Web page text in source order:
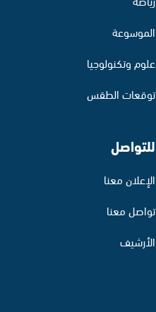
الموسوعة
علوم وتكنولوجيا
توقعات الطقس
للتواصل
الإعلان معنا
تواصل معنا
الأرشيف